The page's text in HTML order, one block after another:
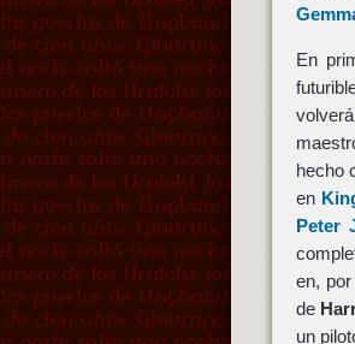
En
hecho
en
Peter
en,
de
un